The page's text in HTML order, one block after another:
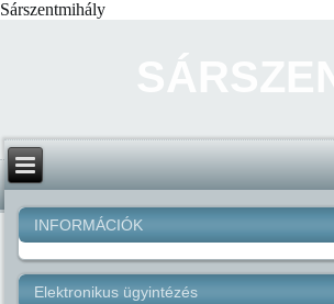
Sárszentmihály
INFORMÁCIÓK
Elektronikus ügyintézés